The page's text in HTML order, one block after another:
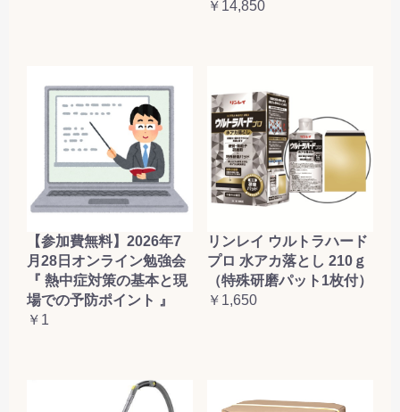
￥14,850
【参加費無料】2026年7
月28日オンライン勉強会
『 熱中症対策の基本と現
場での予防ポイント 』
￥1
リンレイ ウルトラハード
プロ 水アカ落とし 210ｇ
（特殊研磨パット1枚付）
￥1,650